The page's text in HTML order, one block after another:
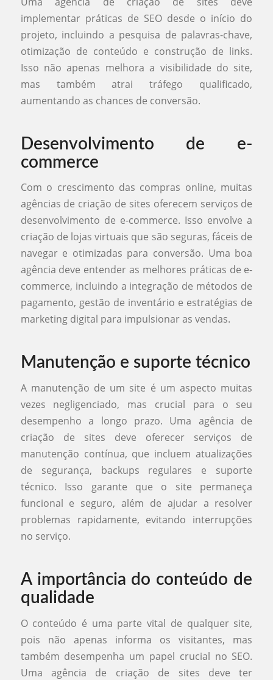
implementar práticas de SEO desde o início do
projeto, incluindo a pesquisa de palavras-chave,
otimização de conteúdo e construção de links.
Isso não apenas melhora a visibilidade do site,
mas também atrai tráfego qualificado,
aumentando as chances de conversão.
Desenvolvimento de e-
commerce
Com o crescimento das compras online, muitas
agências de criação de sites oferecem serviços de
desenvolvimento de e-commerce. Isso envolve a
criação de lojas virtuais que são seguras, fáceis de
navegar e otimizadas para conversão. Uma boa
agência deve entender as melhores práticas de e-
commerce, incluindo a integração de métodos de
pagamento, gestão de inventário e estratégias de
marketing digital para impulsionar as vendas.
Manutenção e suporte técnico
A manutenção de um site é um aspecto muitas
vezes negligenciado, mas crucial para o seu
desempenho a longo prazo. Uma agência de
criação de sites deve oferecer serviços de
manutenção contínua, que incluem atualizações
de segurança, backups regulares e suporte
técnico. Isso garante que o site permaneça
funcional e seguro, além de ajudar a resolver
problemas rapidamente, evitando interrupções
no serviço.
A importância do conteúdo de
qualidade
O conteúdo é uma parte vital de qualquer site,
pois não apenas informa os visitantes, mas
também desempenha um papel crucial no SEO.
Uma agência de criação de sites deve ter